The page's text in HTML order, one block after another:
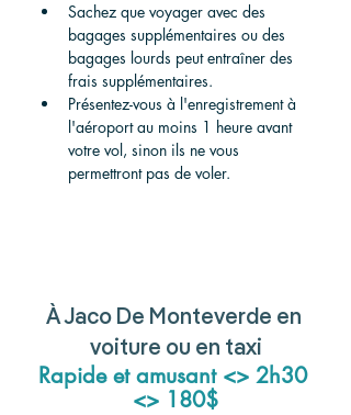
Sachez que voyager avec des
bagages supplémentaires ou des
bagages lourds peut entraîner des
frais supplémentaires.
Présentez-vous à l'enregistrement à
l'aéroport au moins 1 heure avant
votre vol, sinon ils ne vous
permettront pas de voler.
À Jaco De Monteverde en
voiture ou en taxi
Rapide et amusant <> 2h30
<> 180$